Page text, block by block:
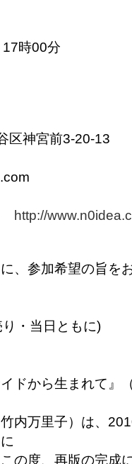
時00分
区神宮前3-20-13
http://
、参加希望の旨を
・当日ともに)
ドから生まれて
内万里子）は、
の度、再版の完成